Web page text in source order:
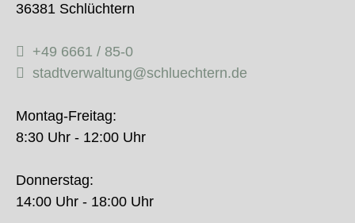
36381 Schlüchtern
+49 6661 / 85-0
stadtverwaltung@schluechtern.de
Montag-Freitag:
8:30 Uhr - 12:00 Uhr
Donnerstag:
14:00 Uhr - 18:00 Uhr